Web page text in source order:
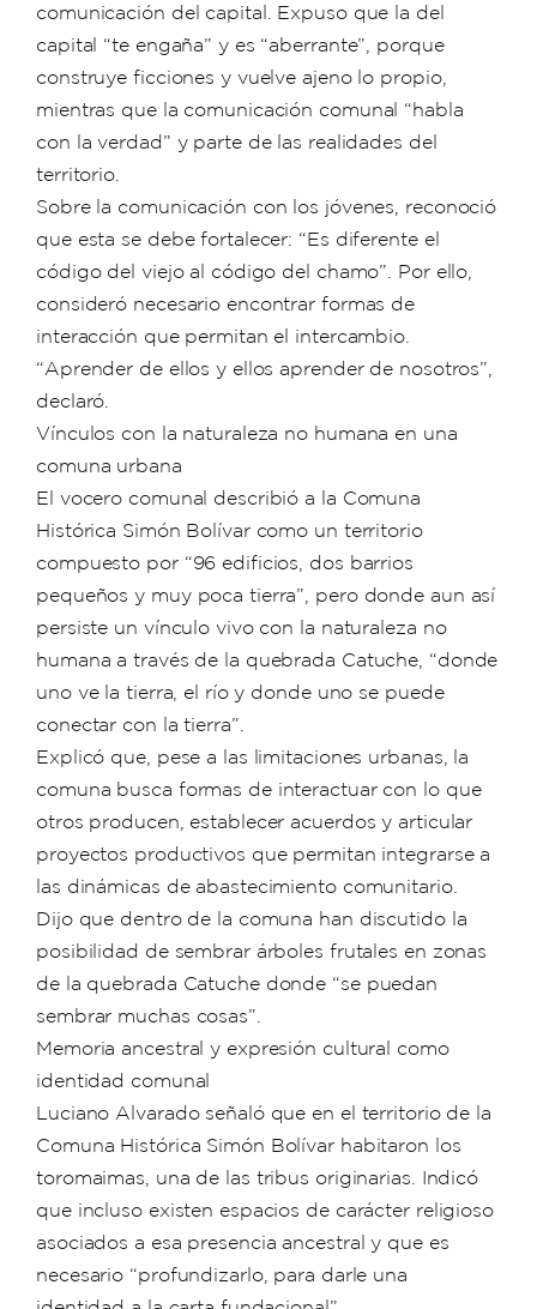
comunicación del capital. Expuso que la del
capital “te engaña” y es “aberrante”, porque
construye ficciones y vuelve ajeno lo propio,
mientras que la comunicación comunal “habla
con la verdad” y parte de las realidades del
territorio.
Sobre la comunicación con los jóvenes, reconoció
que esta se debe fortalecer: “Es diferente el
código del viejo al código del chamo”. Por ello,
consideró necesario encontrar formas de
interacción que permitan el intercambio.
“Aprender de ellos y ellos aprender de nosotros”,
declaró.
Vínculos con la naturaleza no humana en una
comuna urbana
El vocero comunal describió a la Comuna
Histórica Simón Bolívar como un territorio
compuesto por “96 edificios, dos barrios
pequeños y muy poca tierra”, pero donde aun así
persiste un vínculo vivo con la naturaleza no
humana a través de la quebrada Catuche, “donde
uno ve la tierra, el río y donde uno se puede
conectar con la tierra”.
Explicó que, pese a las limitaciones urbanas, la
comuna busca formas de interactuar con lo que
otros producen, establecer acuerdos y articular
proyectos productivos que permitan integrarse a
las dinámicas de abastecimiento comunitario.
Dijo que dentro de la comuna han discutido la
posibilidad de sembrar árboles frutales en zonas
de la quebrada Catuche donde “se puedan
sembrar muchas cosas”.
Memoria ancestral y expresión cultural como
identidad comunal
Luciano Alvarado señaló que en el territorio de la
Comuna Histórica Simón Bolívar habitaron los
toromaimas, una de las tribus originarias. Indicó
que incluso existen espacios de carácter religioso
asociados a esa presencia ancestral y que es
necesario “profundizarlo, para darle una